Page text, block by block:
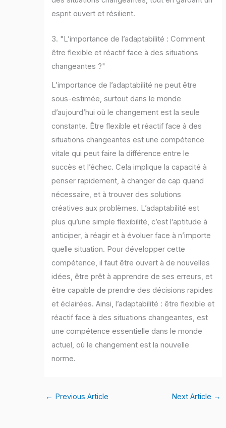
esprit ouvert et résilient.
3. "L’importance de l’adaptabilité : Comment
être flexible et réactif face à des situations
changeantes ?"
L’importance de l’adaptabilité ne peut être
sous-estimée, surtout dans le monde
d’aujourd’hui où le changement est la seule
constante. Être flexible et réactif face à des
situations changeantes est une compétence
vitale qui peut faire la différence entre le
succès et l’échec. Cela implique la capacité à
penser rapidement, à changer de cap quand
nécessaire, et à trouver des solutions
créatives aux problèmes. L’adaptabilité est
plus qu’une simple flexibilité, c’est l’aptitude à
anticiper, à réagir et à évoluer face à n’importe
quelle situation. Pour développer cette
compétence, il faut être ouvert à de nouvelles
idées, être prêt à apprendre de ses erreurs, et
être capable de prendre des décisions rapides
et éclairées. Ainsi, l’adaptabilité : être flexible et
réactif face à des situations changeantes, est
une compétence essentielle dans le monde
actuel, où le changement est la nouvelle
norme.
← Previous Article Next Article →